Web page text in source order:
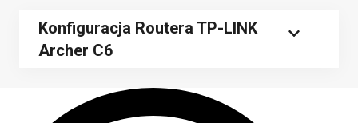
Konfiguracja Routera TP-LINK
Archer C6